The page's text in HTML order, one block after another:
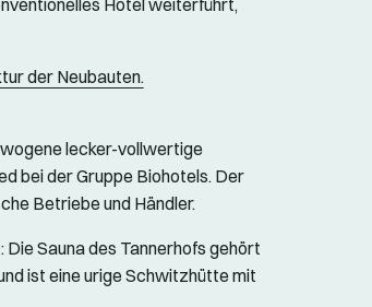
der Neubauten.
lecker-vollwertige
bei der Gruppe Biohotels. Der
Betriebe und Händler.
Sauna des Tannerhofs gehört
ist eine urige Schwitzhütte mit